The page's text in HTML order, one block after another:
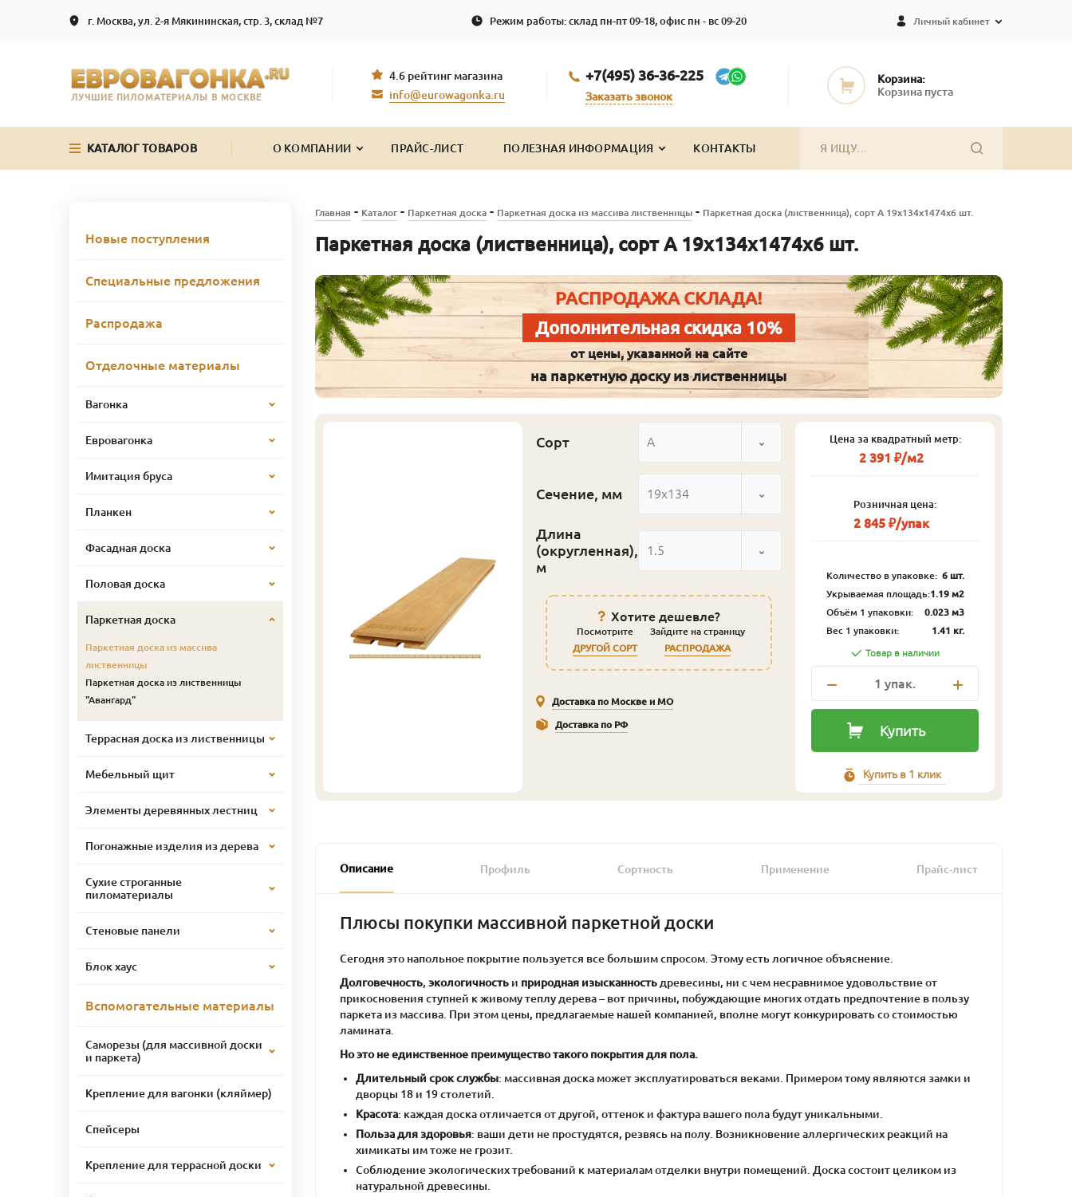
г. Москва, ул. 2-я Мякининская, стр. 3, склад №7 Режим работы: склад пн-пт 09-18, офис пн - вс 09-20 Личный кабинет
ЛУЧШИЕ ПИЛОМАТЕРИАЛЫ В МОСКВЕ
4.6 рейтинг магазина
info@eurowagonka.ru
+7(495) 36-36-225
Заказать звонок
Корзина:
Корзина пуста
КАТАЛОГ ТОВАРОВ О КОМПАНИИ ПРАЙС-ЛИСТ ПОЛЕЗНАЯ ИНФОРМАЦИЯ КОНТАКТЫ
Главная - Каталог- Паркетная доска- Паркетная доска из массива лиственницы- Паркетная доска (лиственница), сорт А 19х134х1474х6 шт.
Паркетная доска (лиственница), сорт А 19х134х1474х6 шт.
РАСПРОДАЖА СКЛАДА!
Дополнительная скидка 10%
от цены, указанной на сайте
на паркетную доску из лиственницы
Сорт А
Сечение, мм 19x134
Длина
(округленная),
м
1.5
Хотите дешевле?
Посмотрите
ДРУГОЙ СОРТ
Зайдите на страницу
РАСПРОДАЖА
Доставка по Москве и МО
Доставка по РФ
Цена за квадратный метр:
2 391 ₽/м2
Розничная цена:
2 845 ₽/упак
Количество в упаковке: 6 шт.
Укрываемая площадь:1.19 м2
Объём 1 упаковки:
0.023 м3
Вес 1 упаковки:
1.41 кг.
Товар в наличии
1 упак.
Купить
Купить в 1 клик
Описание Профиль Сортность Применение Прайс-лист
Плюсы покупки массивной паркетной доски
Сегодня это напольное покрытие пользуется все большим спросом. Этому есть логичное объяснение.
Долговечность, экологичностьи природная изысканностьдревесины, ни с чем несравнимое удовольствие от
прикосновения ступней к живому теплу дерева – вот причины, побуждающие многих отдать предпочтение в пользу
паркета из массива. При этом цены, предлагаемые нашей компанией, вполне могут конкурировать со стоимостью
ламината.
Но это не единственное преимущество такого покрытия для пола.
Длительный срок службы: массивная доска может эксплуатироваться веками. Примером тому являются замки и
дворцы 18 и 19 столетий.
Красота: каждая доска отличается от другой, оттенок и фактура вашего пола будут уникальными.
Польза для здоровья: ваши дети не простудятся, резвясь на полу. Возникновение аллергических реакций на
химикаты им тоже не грозит.
Соблюдение экологических требований к материалам отделки внутри помещений. Доска состоит целиком из
натуральной древесины.
Новые поступления
Специальные предложения
Распродажа
Отделочные материалы
Вагонка
Евровагонка
Имитация бруса
Планкен
Фасадная доска
Половая доска
Паркетная доска
Паркетная доска из массива
лиственницы
Паркетная доска из лиственницы
"Авангард"
Террасная доска из лиственницы
Мебельный щит
Элементы деревянных лестниц
Погонажные изделия из дерева
Сухие строганные
пиломатериалы
Стеновые панели
Блок хаус
Вспомогательные материалы
Саморезы (для массивной доски
и паркета)
Крепление для вагонки (кляймер)
Спейсеры
Крепление для террасной доски